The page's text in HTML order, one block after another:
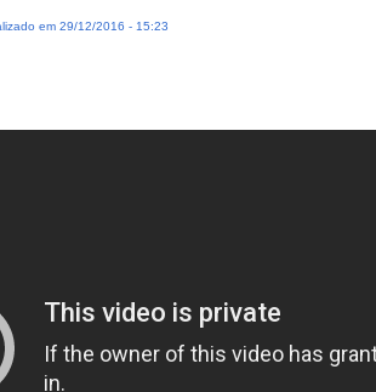
em 29/12/2016 - 15:23